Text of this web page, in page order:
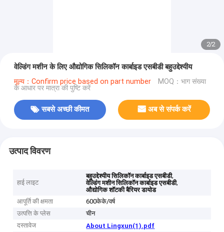
2/2
वेल्डिंग मशीन के लिए औद्योगिक सिलिकॉन कार्बाइड एसबीडी बहुउद्देश्यीय
मूल्य：Confirm price based on part number MOQ：भाग संख्या
के आधार पर मात्रा की पुष्टि करें
सबसे अच्छी कीमत अब से संपर्क करें
उत्पाद विवरण
हाई लाइट
बहुउद्देश्यीय सिलिकॉन कार्बाइड एसबीडी,
वेल्डिंग मशीन सिलिकॉन कार्बाइड एसबीडी,
औद्योगिक शॉटकी बैरियर डायोड
आपूर्ति की क्षमता
600केके/वर्ष
उत्पत्ति के प्लेस
चीन
दस्तावेज
About Lingxun(1).pdf